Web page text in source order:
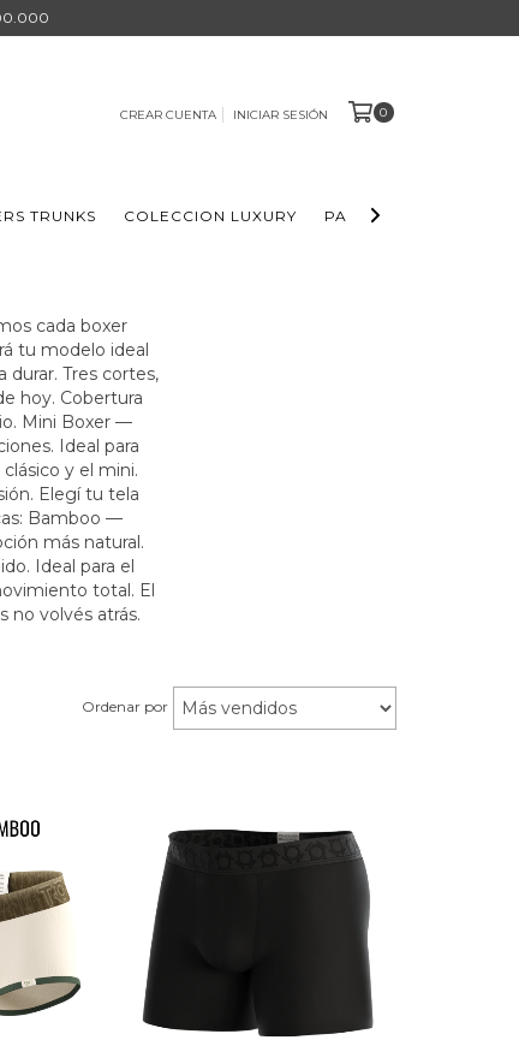
CREAR CUENTA INICIAR SESIÓN 0
TRUNKS COLECCION LUXURY PACKS BOXERS
cada boxer
tu modelo ideal
Tres cortes,
hoy. Cobertura
Mini Boxer —
Ideal para
y el mini.
Elegí tu tela
Bamboo —
más natural.
Ideal para el
total. El
no volvés atrás.
Ordenar por